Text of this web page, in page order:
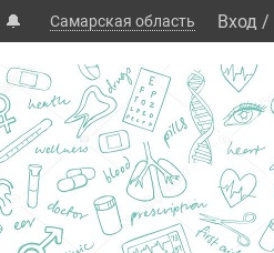
🔔 Самарская область Вход /